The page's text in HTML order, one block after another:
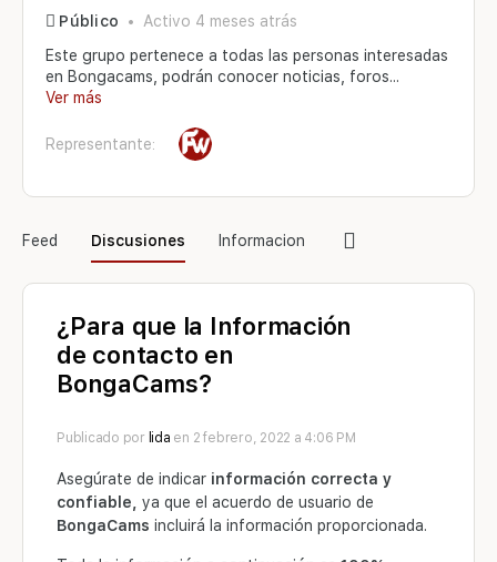
Público
Activo 4 meses atrás
Este grupo pertenece a todas las personas interesadas
en Bongacams, podrán conocer noticias, foros...
Ver más
Representante:
Feed Discusiones Informacion
menú
¿Para que la Información
de contacto en
BongaCams?
Publicado por lida en 2 febrero, 2022 a 4:06 PM
Asegúrate de indicar información correcta y
confiable,
ya que el acuerdo de usuario de
BongaCams incluirá la información proporcionada.